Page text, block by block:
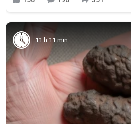
11 h 11 min